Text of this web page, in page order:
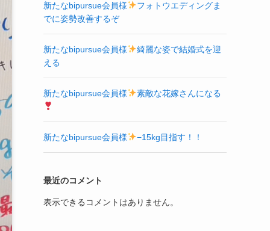
新たなbipursue会員様
フォトウエディングま
でに姿勢改善するぞ
新たなbipursue会員様
綺麗な姿で結婚式を迎
える
新たなbipursue会員様 素敵な花嫁さんになる
新たなbipursue会員様 −15kg目指す！！
最近のコメント
表示できるコメントはありません。